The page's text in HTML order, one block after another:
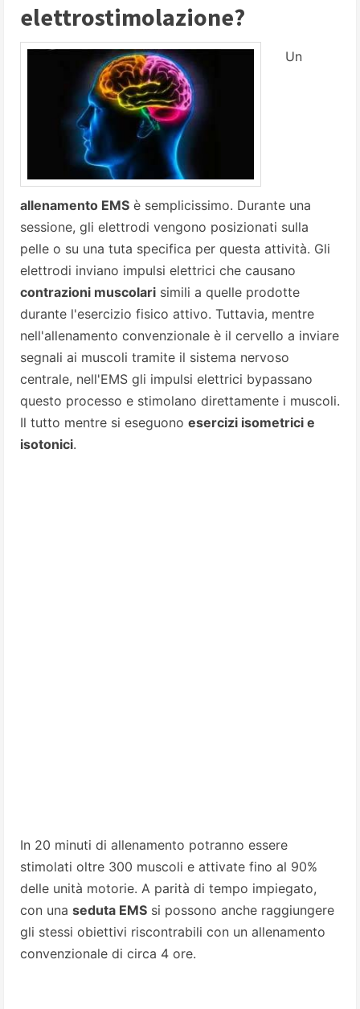
elettrostimolazione?
Un
allenamento EMS è semplicissimo. Durante una
sessione, gli elettrodi vengono posizionati sulla
pelle o su una tuta specifica per questa attività. Gli
elettrodi inviano impulsi elettrici che causano
contrazioni muscolari simili a quelle prodotte
durante l'esercizio fisico attivo. Tuttavia, mentre
nell'allenamento convenzionale è il cervello a inviare
segnali ai muscoli tramite il sistema nervoso
centrale, nell'EMS gli impulsi elettrici bypassano
questo processo e stimolano direttamente i muscoli.
Il tutto mentre si eseguono esercizi isometrici e
isotonici.
In 20 minuti di allenamento potranno essere
stimolati oltre 300 muscoli e attivate fino al 90%
delle unità motorie. A parità di tempo impiegato,
con una seduta EMS si possono anche raggiungere
gli stessi obiettivi riscontrabili con un allenamento
convenzionale di circa 4 ore.